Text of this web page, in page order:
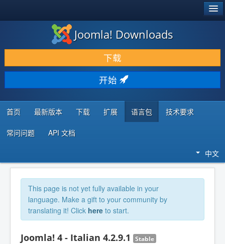
下载 & 扩展
发现 & 学习
社区 & 支持
开发者资源
Joomla! Downloads
下载
开始
首页 最新版本 下载 扩展 语言包 技术要求
常问问题 API 文档
中文
This page is not yet fully available in your
language. Make a gift to your community by
translating it! Click here to start.
Joomla! 4 - Italian 4.2.9.1 Stable